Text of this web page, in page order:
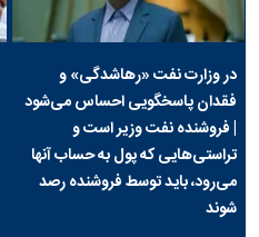
در وزارت نفت «رهاشدگی» و
فقدان پاسخگویی احساس می‌شود
| فروشنده نفت وزیر است و
تراستی‌هایی که پول به حساب آنها
می‌رود، باید توسط فروشنده رصد
شوند